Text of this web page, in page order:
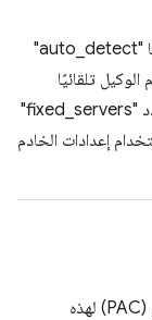
"مباشر" = عدم استخدام الخادم الوكيل مطلقًا "auto_detect"
تلقائيًا
"pac_script" = استخدام نص PAC المحدد "fixed_servers"
إعدادات الخادم
النص البرمجي للضبط التلقائي للخادم الوكيل (PAC) لهذه